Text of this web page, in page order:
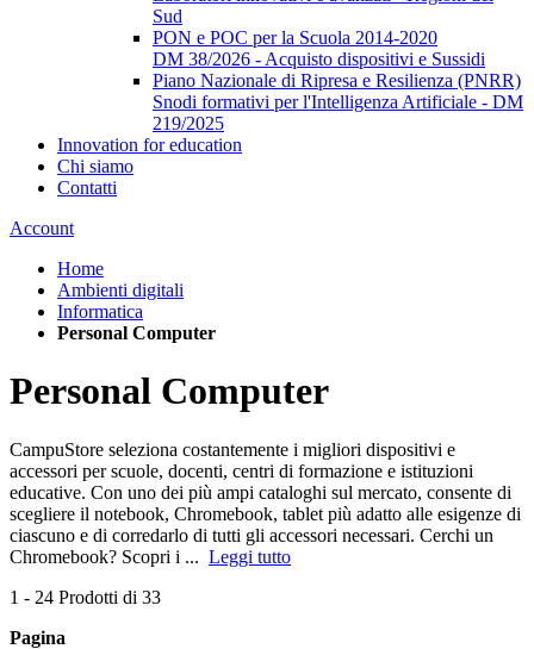
Sud
PON e POC per la Scuola 2014-2020
DM 38/2026 - Acquisto dispositivi e Sussidi
Piano Nazionale di Ripresa e Resilienza (PNRR)
Snodi formativi per l'Intelligenza Artificiale - DM
219/2025
Innovation for education
Chi siamo
Contatti
Account
Home
Ambienti digitali
Informatica
Personal Computer
Personal Computer
CampuStore seleziona costantemente i migliori dispositivi e
accessori per scuole, docenti, centri di formazione e istituzioni
educative. Con uno dei più ampi cataloghi sul mercato, consente di
scegliere il notebook, Chromebook, tablet più adatto alle esigenze di
ciascuno e di corredarlo di tutti gli accessori necessari. Cerchi un
Chromebook? Scopri i ... Leggi tutto
1 - 24 Prodotti di 33
Pagina